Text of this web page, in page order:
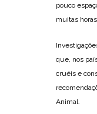
pouco
muitas horas.
que, nos
cruéis e
Animal.